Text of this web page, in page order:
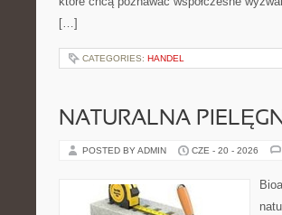
[…]
CATEGORIES: HANDEL
NATURALNA
POSTED BY ADMIN CZE - 20 - 2026